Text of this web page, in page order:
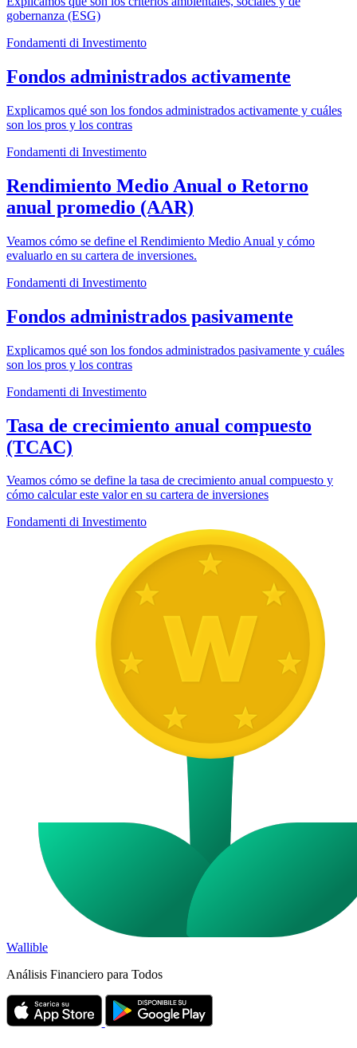
gobernanza (ESG)
Fondamenti di Investimento
Fondos administrados activamente
Explicamos qué son los fondos administrados activamente y cuáles
son los pros y los contras
Fondamenti di Investimento
Rendimiento Medio Anual o Retorno
anual promedio (AAR)
Veamos cómo se define el Rendimiento Medio Anual y cómo
evaluarlo en su cartera de inversiones.
Fondamenti di Investimento
Fondos administrados pasivamente
Explicamos qué son los fondos administrados pasivamente y cuáles
son los pros y los contras
Fondamenti di Investimento
Tasa de crecimiento anual compuesto
(TCAC)
Veamos cómo se define la tasa de crecimiento anual compuesto y
cómo calcular este valor en su cartera de inversiones
Fondamenti di Investimento
Wallible
Análisis Financiero para Todos